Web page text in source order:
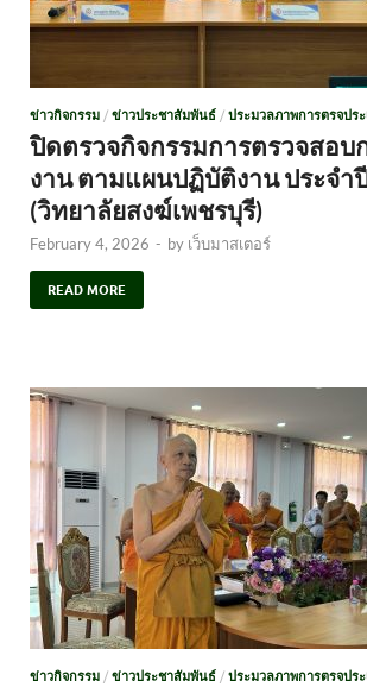
ข่าวกิจกรรม / ข่าวประชาสัมพันธ์ / ประมวลภาพการตรจปร
ปิดตรวจกิจกรรมการตรวจสอบ
งาน ตามแผนปฏิบัติงาน ประจ
(วิทยาลัยสงฆ์เพชรบุรี)
February 4, 2026 - by เว็บมาสเตอร์
READ MORE
ข่าวกิจกรรม / ข่าวประชาสัมพันธ์ / ประมวลภาพการตรจปร